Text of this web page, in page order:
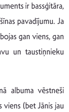
ir bassģitāra,
pavadījumu. Ja
gan viens, gan
un taustiņnieku
albuma vēstneši
viens (bet Jānis jau